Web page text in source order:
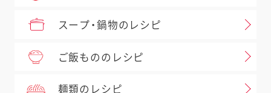
スープ・鍋物のレシピ
ご飯もののレシピ
麺類のレシピ